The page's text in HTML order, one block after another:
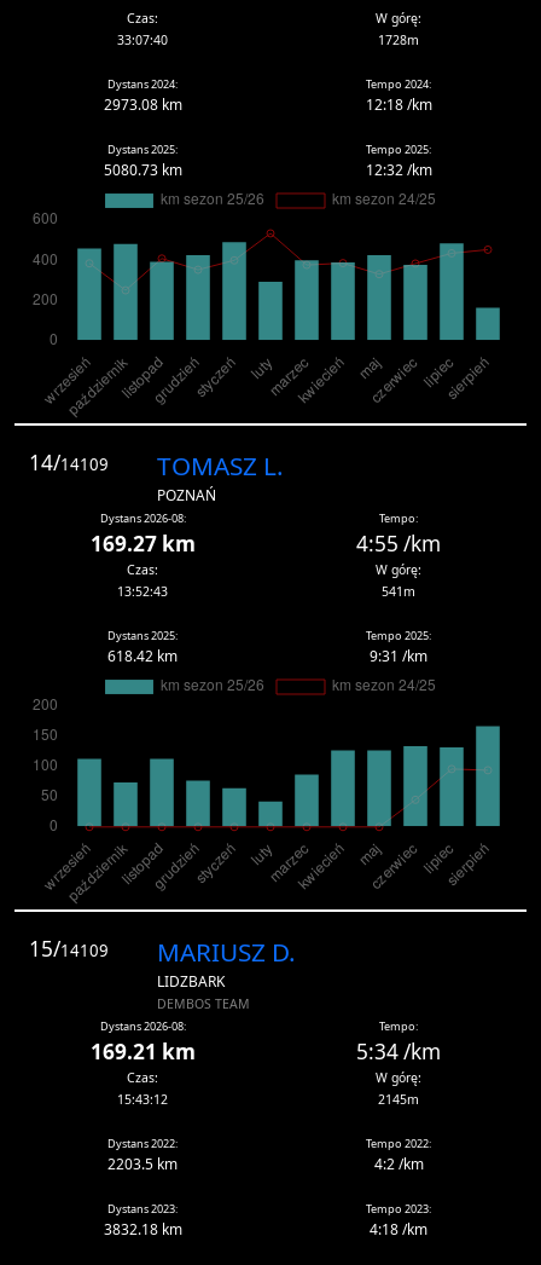
Czas:
33:07:40
W górę:
1728m
Dystans 2024:
2973.08 km
Tempo 2024:
12:18 /km
Dystans 2025:
5080.73 km
Tempo 2025:
12:32 /km
14/14109 TOMASZ L.
POZNAŃ
Dystans 2026-08:
169.27 km
Tempo:
4:55 /km
Czas:
13:52:43
W górę:
541m
Dystans 2025:
618.42 km
Tempo 2025:
9:31 /km
15/14109 MARIUSZ D.
LIDZBARK
DEMBOS TEAM
Dystans 2026-08:
169.21 km
Tempo:
5:34 /km
Czas:
15:43:12
W górę:
2145m
Dystans 2022:
2203.5 km
Tempo 2022:
4:2 /km
Dystans 2023:
3832.18 km
Tempo 2023:
4:18 /km